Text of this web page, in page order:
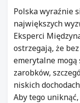
Polska wyraźnie
największych
Eksperci
ostrzegają, że
emerytalne mogą
zarobków,
niskich
Aby tego